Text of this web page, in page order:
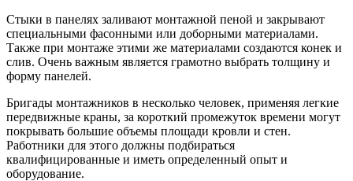
Стыки в панелях заливают монтажной пеной и закрывают
специальными фасонными или доборными материалами.
Также при монтаже этими же материалами создаются конек и
слив. Очень важным является грамотно выбрать толщину и
форму панелей.
Бригады монтажников в несколько человек, применяя легкие
передвижные краны, за короткий промежуток времени могут
покрывать большие объемы площади кровли и стен.
Работники для этого должны подбираться
квалифицированные и иметь определенный опыт и
оборудование.